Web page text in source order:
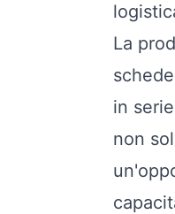
La
in
non